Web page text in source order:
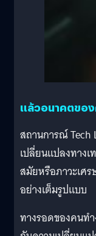
แล้วอนาคตของ
สถานการณ์ Tech
เปลี่ยนแปลงทาง
สมัยหรือภาวะเศ
อย่างเต็มรูปแบบ
ทางรอดของคนท